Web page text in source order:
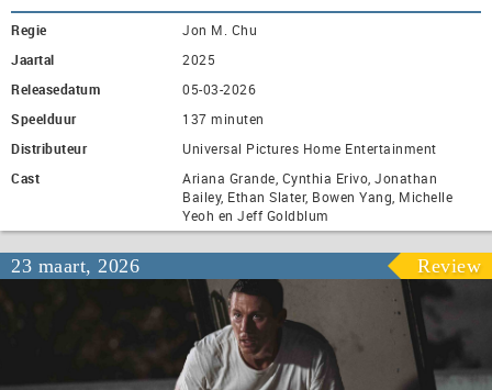
Regie
Jon M. Chu
Jaartal
2025
Releasedatum
05-03-2026
Speelduur
137 minuten
Distributeur
Universal Pictures Home Entertainment
Cast
Ariana Grande, Cynthia Erivo, Jonathan
Bailey, Ethan Slater, Bowen Yang, Michelle
Yeoh en Jeff Goldblum
23 maart, 2026 Review